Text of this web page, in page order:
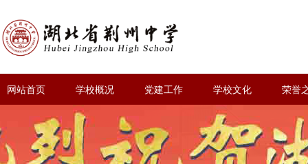
网站首页 学校概况 党建工作 学校文化 荣誉